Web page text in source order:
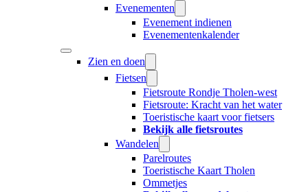
Evenementen
Evenement indienen
Evenementenkalender
Zien en doen
Fietsen
Fietsroute Rondje Tholen-west
Fietsroute: Kracht van het water
Toeristische kaart voor fietsers
Bekijk alle fietsroutes
Wandelen
Parelroutes
Toeristische Kaart Tholen
Ommetjes